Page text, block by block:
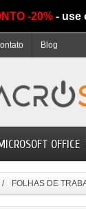
-20% - use
Blog
OFFICE
FOLHAS DE